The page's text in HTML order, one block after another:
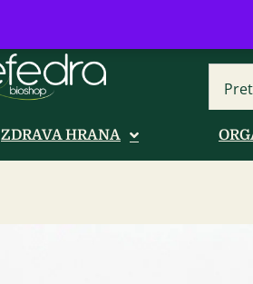
Bulevar Mihajla Pupina 16b,
ZDRAVA HRANA